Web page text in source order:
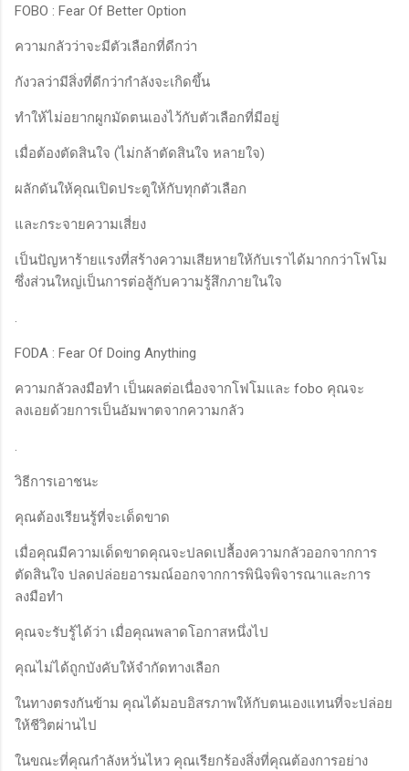
FOBO : Fear Of Better Option
ความกลัวว่าจะมีตัวเลือกที่ดีกว่า
กังวลว่ามีสิ่งที่ดีกว่ากำลังจะเกิดขึ้น
ทำให้ไม่อยากผูกมัดตนเองไว้กับตัวเลือกที่มีอยู่
เมื่อต้องตัดสินใจ (ไม่กล้าตัดสินใจ หลายใจ)
ผลักดันให้คุณเปิดประตูให้กับทุกตัวเลือก
และกระจายความเสี่ยง
เป็นปัญหาร้ายแรงที่สร้างความเสียหายให้กับเราได้มากกว่าโฟโม
ซึ่งส่วนใหญ่เป็นการต่อสู้กับความรู้สึกภายในใจ
.
FODA : Fear Of Doing Anything
ความกลัวลงมือทำ เป็นผลต่อเนื่องจากโฟโมและ fobo คุณจะ
ลงเอยด้วยการเป็นอัมพาตจากความกลัว
.
วิธีการเอาชนะ
คุณต้องเรียนรู้ที่จะเด็ดขาด
เมื่อคุณมีความเด็ดขาดคุณจะปลดเปลื้องความกลัวออกจากการ
ตัดสินใจ ปลดปล่อยอารมณ์ออกจากการพินิจพิจารณาและการ
ลงมือทำ
คุณจะรับรู้ได้ว่า เมื่อคุณพลาดโอกาสหนึ่งไป
คุณไม่ได้ถูกบังคับให้จำกัดทางเลือก
ในทางตรงกันข้าม คุณได้มอบอิสรภาพให้กับตนเองแทนที่จะปล่อย
ให้ชีวิตผ่านไป
ในขณะที่คุณกำลังหวั่นไหว คุณเรียกร้องสิ่งที่คุณต้องการอย่าง